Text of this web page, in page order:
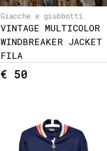
Giacche e giubbotti
VINTAGE MULTICOLOR
WINDBREAKER JACKET
FILA
€ 50